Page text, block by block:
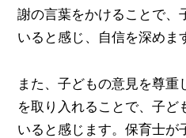
謝の言葉をかけることで、
いると感じ、自信を深めま
また、子どもの意見を尊重
を取り入れることで、子ど
いると感じます。保育士が